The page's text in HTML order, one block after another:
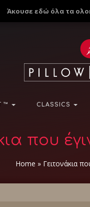
Άκουσε εδώ όλα τα
™ CLASSICS
που
Home » Γειτονάκια